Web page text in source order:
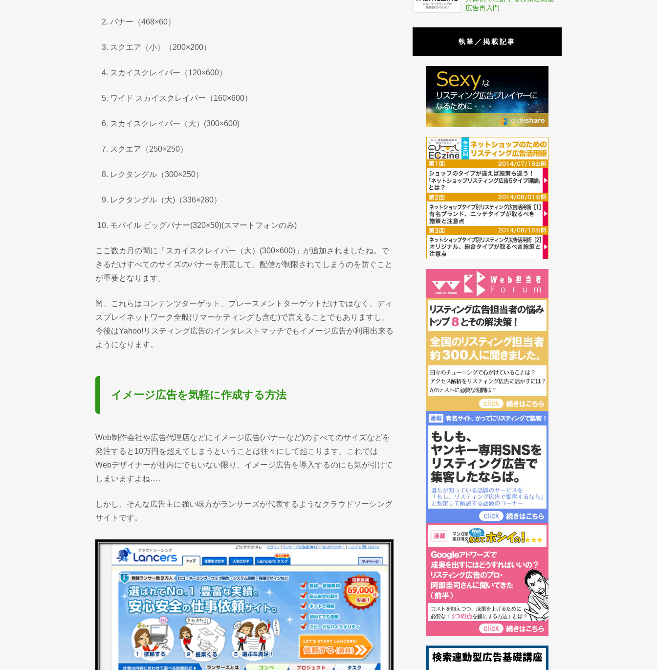
バナー（468×60）
スクエア（小）（200×200）
スカイスクレイパー（120×600）
ワイド スカイスクレイパー（160×600）
スカイスクレイパー（大）(300×600)
スクエア（250×250）
レクタングル（300×250）
レクタングル（大)（336×280）
モバイル ビッグバナー(320×50)(スマートフォンのみ)
ここ数カ月の間に「スカイスクレイパー（大）(300×600)」が追加されましたね。で
きるだけすべてのサイズのバナーを用意して、配信が制限されてしまうのを防ぐこと
が重要となります。
尚、これらはコンテンツターゲット、プレースメントターゲットだけではなく、ディ
スプレイネットワーク全般(リマーケティングも含む)で言えることでもありますし、
今後はYahoo!リスティング広告のインタレストマッチでもイメージ広告が利用出来る
ようになります。
イメージ広告を気軽に作成する方法
Web制作会社や広告代理店などにイメージ広告(バナーなど)のすべてのサイズなどを
発注すると10万円を超えてしまうということは往々にして起こります。これでは
Webデザイナーが社内にでもいない限り、イメージ広告を導入するのにも気が引けて
しまいますよね…。
しかし、そんな広告主に強い味方がランサーズが代表するようなクラウドソーシング
サイトです。
広告再入門
執筆／掲載記事